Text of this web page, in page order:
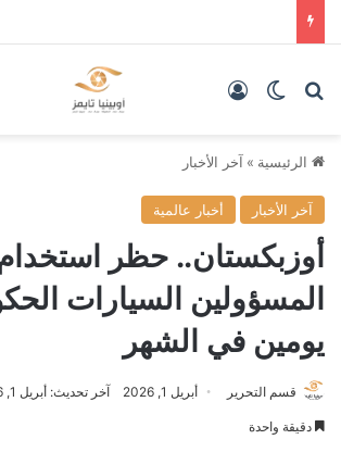
بحث عنالوضع المظلم
الرئيسية » آخر الأخبار
آخر الأخبار أخبار عالمية
أوزبكستان.. حظر
المسؤولين السيارات
يومين في الشهر
قسم التحرير أبريل 1, 2026 آخر تحديث: أبريل 1, 2026
دقيقة واحدة